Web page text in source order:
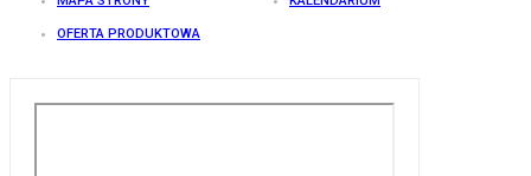
OFERTA PRODUKTOWA